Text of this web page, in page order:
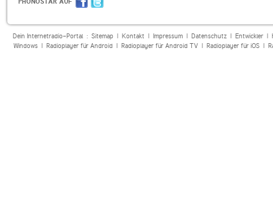
Dein Internetradio-Portal : Sitemap| Kontakt| Impressum| Datenschutz| Entwickler|
Windows| Radioplayer für Android| Radioplayer für Android TV| Radioplayer für iOS|